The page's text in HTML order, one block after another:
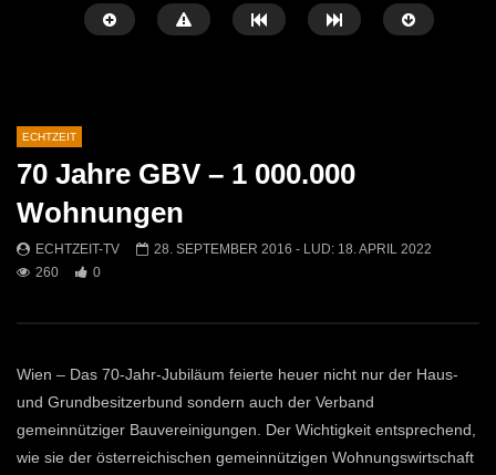
Mittendrin
ECHTZEIT-TV
Kammern
ECHTZEIT
70 Jahre GBV – 1 000.000
Wohnungen
ECHTZEIT-TV 28. SEPTEMBER 2016 - LUD: 18. APRIL 2022
260
0
Wien – Das 70-Jahr-Jubiläum feierte heuer nicht nur der Haus-
und Grundbesitzerbund sondern auch der Verband
gemeinnütziger Bauvereinigungen. Der Wichtigkeit entsprechend,
wie sie der österreichischen gemeinnützigen Wohnungswirtschaft